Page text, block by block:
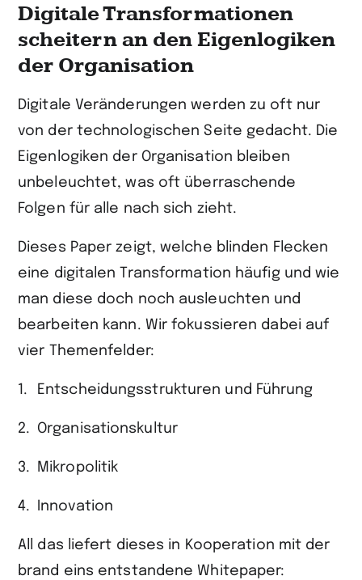
Digitale Transformationen
scheitern an den Eigenlogiken
der Organisation
Digitale Veränderungen werden zu oft nur
von der technologischen Seite gedacht. Die
Eigenlogiken der Organisation bleiben
unbeleuchtet, was oft überraschende
Folgen für alle nach sich zieht.
Dieses Paper zeigt, welche blinden Flecken
eine digitalen Transformation häufig und wie
man diese doch noch ausleuchten und
bearbeiten kann. Wir fokussieren dabei auf
vier Themenfelder:
Entscheidungsstrukturen und Führung
Organisationskultur
Mikropolitik
Innovation
All das liefert dieses in Kooperation mit der
brand eins entstandene Whitepaper: